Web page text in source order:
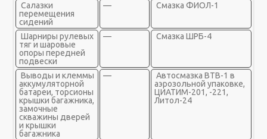
Салазки
перемещения
сидений
— Смазка ФИОЛ-1
Шарниры рулевых
тяг и шаровые
опоры передней
подвески
— Смазка ШРБ-4
Выводы и клеммы
аккумуляторной
батареи, торсионы
крышки багажника,
замочные
скважины дверей
и крышки
багажника
—
Автосмазка ВТВ-1 в
аэрозольной упаковке,
ЦИАТИМ-201, -221,
Литол-24